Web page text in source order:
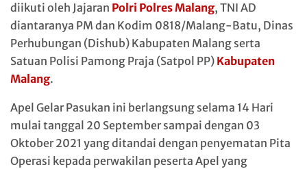
diikuti oleh Jajaran Polri Polres Malang, TNI AD
diantaranya PM dan Kodim 0818/Malang-Batu, Dinas
Perhubungan (Dishub) Kabupaten Malang serta
Satuan Polisi Pamong Praja (Satpol PP) Kabupaten
Malang.
Apel Gelar Pasukan ini berlangsung selama 14 Hari
mulai tanggal 20 September sampai dengan 03
Oktober 2021 yang ditandai dengan penyematan Pita
Operasi kepada perwakilan peserta Apel yang